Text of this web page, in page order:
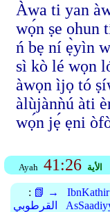
Àwa ti yan
wọ́n ṣe ohun
ń bẹ ní ẹ̀yìn
sì kò lé wọn
àwọn ìjọ tó
àlùjànǹú àti
wọ́n jẹ́ ẹni
Ayah 41:26 الأية
: 📗 →
القرطوبي